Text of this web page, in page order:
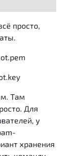
просто,
Там
Для
у
хранения